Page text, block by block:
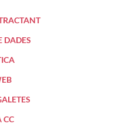
DADES
CC